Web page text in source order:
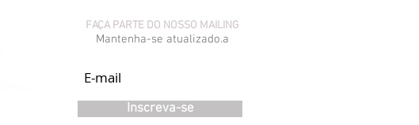
FAÇA PARTE DO NOSSO MAILING
Mantenha-se atualizado.a
Inscreva-se